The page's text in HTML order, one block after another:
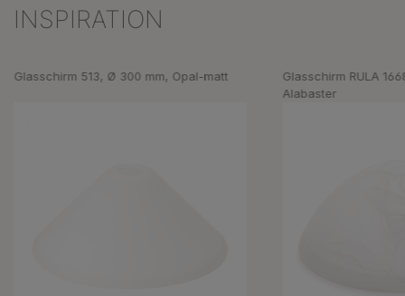
Produktgalerie überspringen
INSPIRATION
Glasschirm 513, Ø 300 mm, Opal-matt
Glasschirm RULA
Alabaster